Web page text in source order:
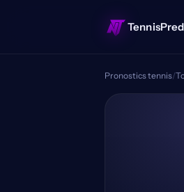
Pronostics tennis/